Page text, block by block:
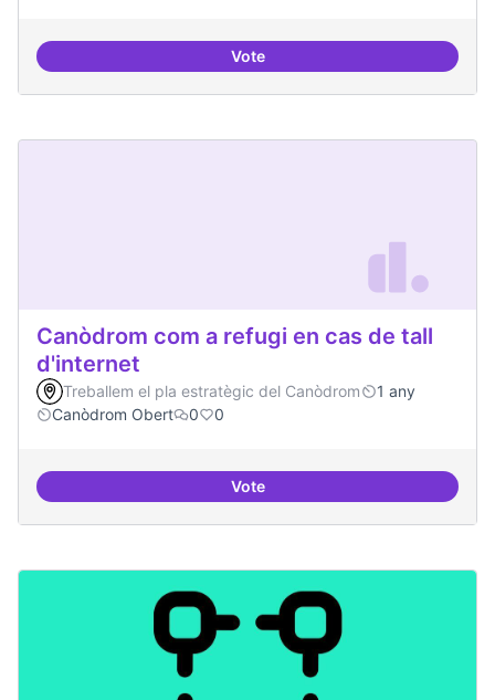
Vote30 projectes residents referents
Canòdrom com a refugi en cas de tall
d'internet
Treballem el pla estratègic del Canòdrom
1 any
Canòdrom Obert
0 0
VoteCanòdrom com a refugi en cas